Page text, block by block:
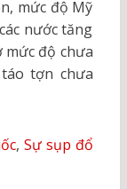
mức độ Mỹ
nước tăng
mức độ chưa
tợn chưa
, Sự sụp đổ